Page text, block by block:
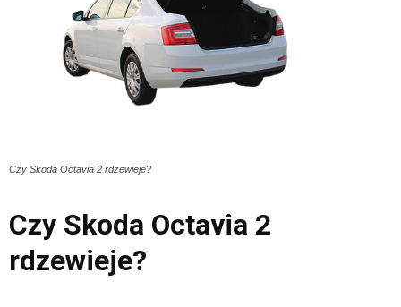
Czy Skoda Octavia 2 rdzewieje?
Czy Skoda Octavia 2
rdzewieje?